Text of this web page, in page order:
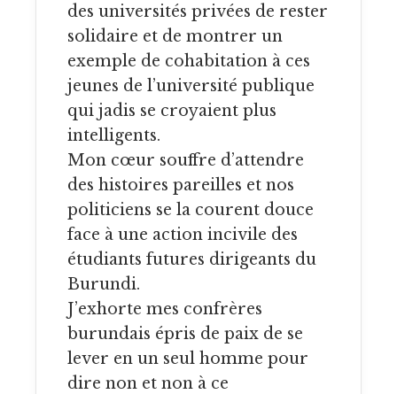
des universités privées de rester
solidaire et de montrer un
exemple de cohabitation à ces
jeunes de l’université publique
qui jadis se croyaient plus
intelligents.
Mon cœur souffre d’attendre
des histoires pareilles et nos
politiciens se la courent douce
face à une action incivile des
étudiants futures dirigeants du
Burundi.
J’exhorte mes confrères
burundais épris de paix de se
lever en un seul homme pour
dire non et non à ce